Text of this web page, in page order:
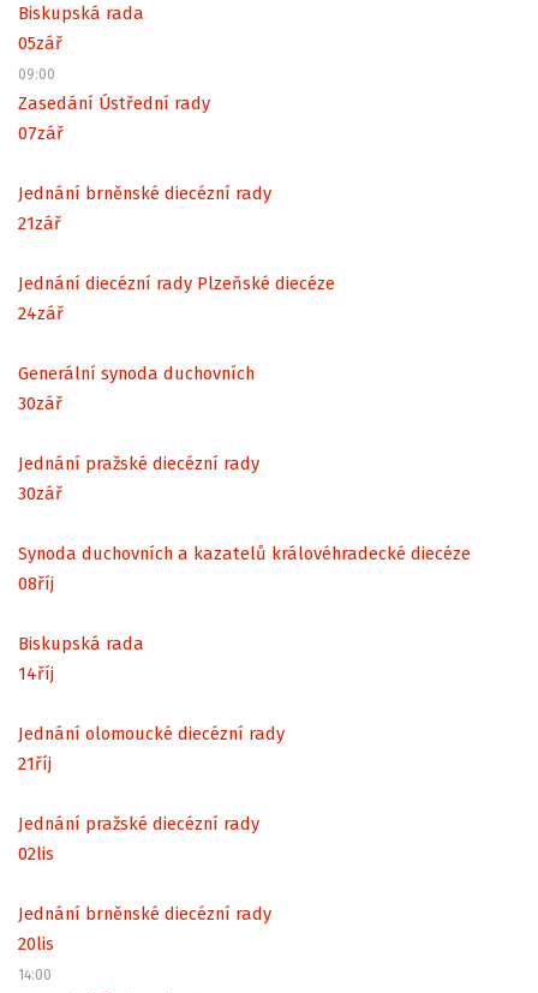
Biskupská rada
05zář
09:00
Zasedání Ústřední rady
07zář
Jednání brněnské diecézní rady
21zář
Jednání diecézní rady Plzeňské diecéze
24zář
Generální synoda duchovních
30zář
Jednání pražské diecézní rady
30zář
Synoda duchovních a kazatelů královéhradecké diecéze
08říj
Biskupská rada
14říj
Jednání olomoucké diecézní rady
21říj
Jednání pražské diecézní rady
02lis
Jednání brněnské diecézní rady
20lis
14:00